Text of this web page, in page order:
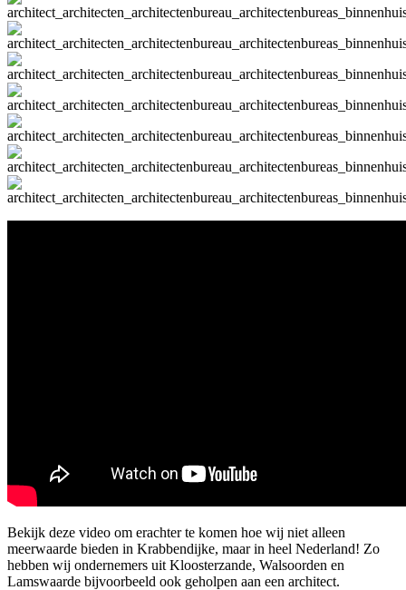
Bekijk deze video om erachter te komen hoe wij niet alleen
meerwaarde bieden in Krabbendijke, maar in heel Nederland! Zo
hebben wij ondernemers uit Kloosterzande, Walsoorden en
Lamswaarde bijvoorbeeld ook geholpen aan een architect.